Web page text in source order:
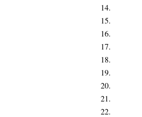
14.
15.
16.
17.
18.
19.
20.
21.
22.